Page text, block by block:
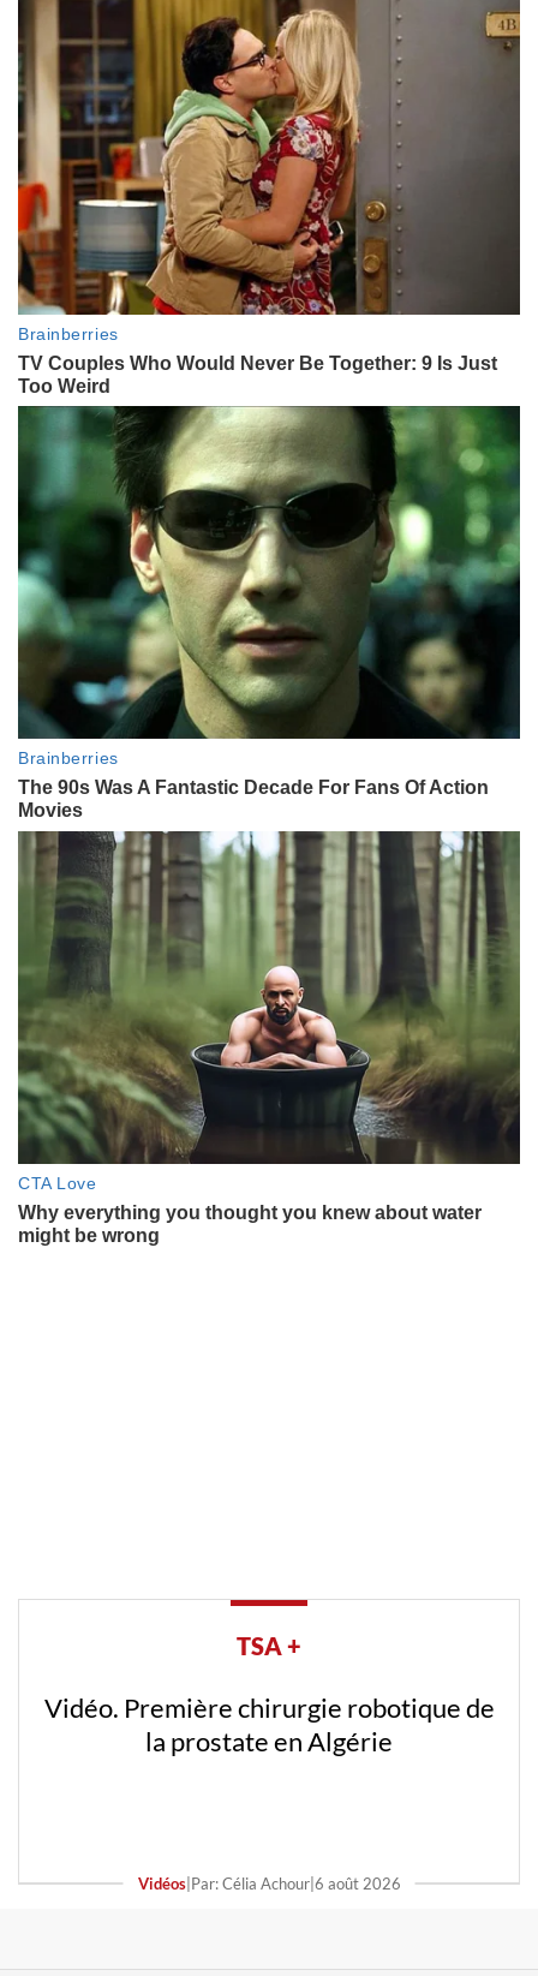
TSA +
Vidéo. Première chirurgie robotique de
la prostate en Algérie
Vidéos| Par: Célia Achour| 6 août 2026